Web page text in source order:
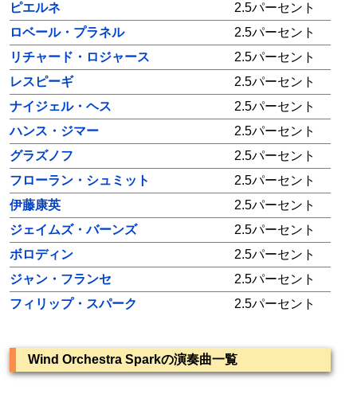
ピエルネ
2.5パーセント
ロベール・プラネル
2.5パーセント
リチャード・ロジャース
2.5パーセント
レスピーギ
2.5パーセント
ナイジェル・ヘス
2.5パーセント
ハンス・ジマー
2.5パーセント
グラズノフ
2.5パーセント
フローラン・シュミット
2.5パーセント
伊藤康英
2.5パーセント
ジェイムズ・バーンズ
2.5パーセント
ボロディン
2.5パーセント
ジャン・フランセ
2.5パーセント
フィリップ・スパーク
2.5パーセント
Wind Orchestra Sparkの演奏曲一覧